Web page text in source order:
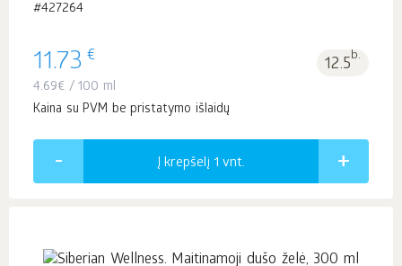
#427264
11.73 € 12.5b.
4.69€ / 100 ml
Kaina su PVM be pristatymo išlaidų
Į krepšelį 1 vnt.